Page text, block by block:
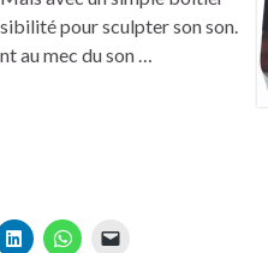
pour sculpter son son.
au mec du son …